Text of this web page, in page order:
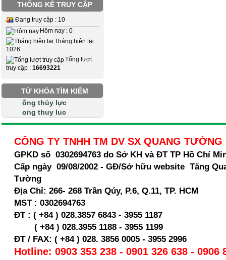
THỐNG KÊ TRUY CẬP
Đang truy cập : 10
Hôm nay : 0
Tháng hiện tại :
1026
Tổng lượt
truy cập : 16693221
TỪ KHÓA TÌM KIẾM
ống thủy lực
ong thuy luc
CÔNG TY TNHH TM DV SX QUANG TƯỜNG
GPKD số 0302694763 do Sở KH và ĐT TP Hồ Chí
Cấp ngày 09/08/2002 - GĐ/Sở hữu website Tăng
Tường
Địa Chỉ: 266- 268 Trần Qúy, P.6, Q.11, TP. HCM
MST : 0302694763
ĐT : ( +84 ) 028.3857 6843 - 3955 1187
( +84 ) 028.3955 1188 - 3955 1199
ĐT / FAX: ( +84 ) 028. 3856 0005 - 3955 2996
Hotline: 0903 353 238 - 0901 326 638 - 0906